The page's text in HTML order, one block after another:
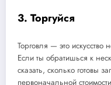
3. Торгуйся
Торговля — это
Если ты обратишься к
сказать, сколько готовы
первоначальной